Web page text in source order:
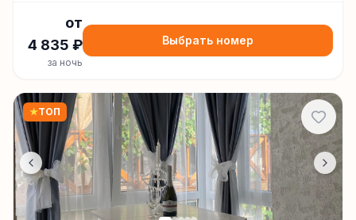
от
4 835 ₽
за ночь
Выбрать номер
★ТОП